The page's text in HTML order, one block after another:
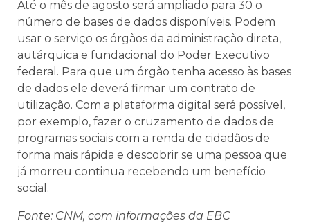
Até o mês de agosto será ampliado para 30 o
número de bases de dados disponíveis. Podem
usar o serviço os órgãos da administração direta,
autárquica e fundacional do Poder Executivo
federal. Para que um órgão tenha acesso às bases
de dados ele deverá firmar um contrato de
utilização. Com a plataforma digital será possível,
por exemplo, fazer o cruzamento de dados de
programas sociais com a renda de cidadãos de
forma mais rápida e descobrir se uma pessoa que
já morreu continua recebendo um benefício
social.
Fonte: CNM, com informações da EBC